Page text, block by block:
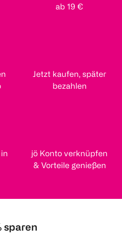
ab 19 €
Jetzt kaufen, später
bezahlen
jö Konto verknüpfen
& Vorteile genießen
sparen